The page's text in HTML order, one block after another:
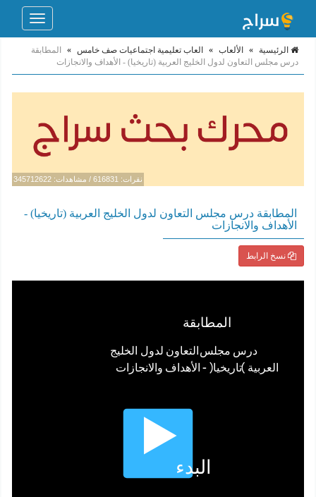
Toggle
الرئيسية » الألعاب » العاب تعليمية اجتماعيات صف خامس »
المطابقة
درس مجلس التعاون لدول الخليج العربية (تاريخيا) - الأهداف والانجازات
نقرات: 616831 / مشاهدات: 345712622
المطابقة درس مجلس التعاون لدول الخليج العربية (تاريخيا) -
الأهداف والانجازات
نسخ الرابط